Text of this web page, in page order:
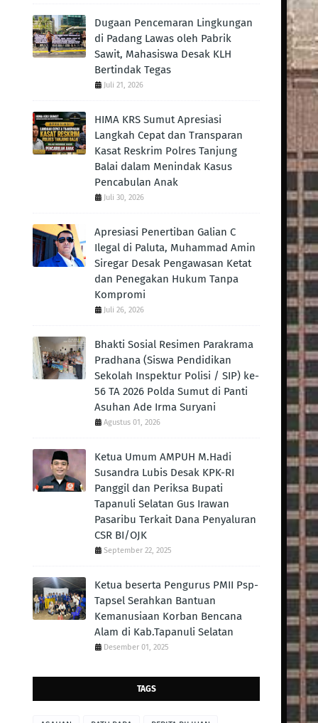
Dugaan Pencemaran Lingkungan
di Padang Lawas oleh Pabrik
Sawit, Mahasiswa Desak KLH
Bertindak Tegas ‎
Juli 21, 2026
HIMA KRS Sumut Apresiasi
Langkah Cepat dan Transparan
Kasat Reskrim Polres Tanjung
Balai dalam Menindak Kasus
Pencabulan Anak
Juli 30, 2026
Apresiasi Penertiban Galian C
Ilegal di Paluta, Muhammad Amin
Siregar Desak Pengawasan Ketat
dan Penegakan Hukum Tanpa
Kompromi
Juli 26, 2026
Bhakti Sosial Resimen Parakrama
Pradhana (Siswa Pendidikan
Sekolah Inspektur Polisi / SIP) ke-
56 TA 2026 Polda Sumut di Panti
Asuhan Ade Irma Suryani
Agustus 01, 2026
Ketua Umum AMPUH M.Hadi
Susandra Lubis Desak KPK-RI
Panggil dan Periksa Bupati
Tapanuli Selatan Gus Irawan
Pasaribu Terkait Dana Penyaluran
CSR BI/OJK
September 22, 2025
Ketua beserta Pengurus PMII Psp-
Tapsel Serahkan Bantuan
Kemanusiaan Korban Bencana
Alam di Kab.Tapanuli Selatan
Desember 01, 2025
TAGS